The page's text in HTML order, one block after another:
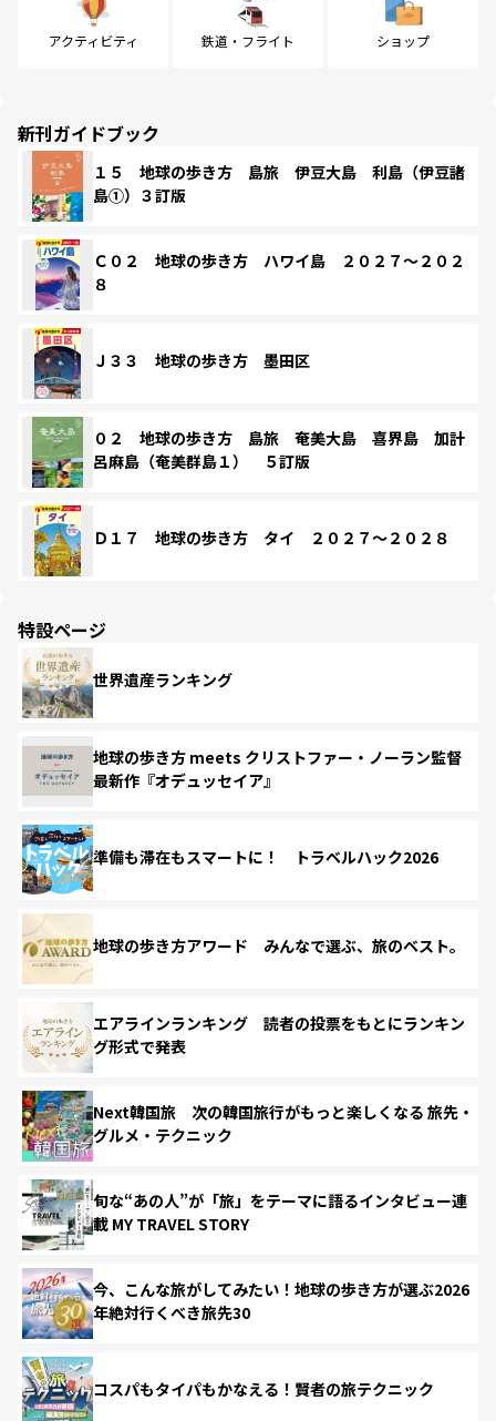
アクティビティ 鉄道・フライト ショップ
新刊ガイドブック
１５ 地球の歩き方 島旅 伊豆大島 利島（伊豆諸
島①）３訂版
Ｃ０２ 地球の歩き方 ハワイ島 ２０２７～２０２
８
Ｊ３３ 地球の歩き方 墨田区
０２ 地球の歩き方 島旅 奄美大島 喜界島 加計
呂麻島（奄美群島１） ５訂版
Ｄ１７ 地球の歩き方 タイ ２０２７～２０２８
特設ページ
世界遺産ランキング
地球の歩き方 meets クリストファー・ノーラン監督
最新作『オデュッセイア』
準備も滞在もスマートに！ トラベルハック2026
地球の歩き方アワード みんなで選ぶ、旅のベスト。
エアラインランキング 読者の投票をもとにランキン
グ形式で発表
Next韓国旅 次の韓国旅行がもっと楽しくなる 旅先・
グルメ・テクニック
旬な“あの人”が「旅」をテーマに語るインタビュー連
載 MY TRAVEL STORY
今、こんな旅がしてみたい！地球の歩き方が選ぶ2026
年絶対行くべき旅先30
コスパもタイパもかなえる！賢者の旅テクニック